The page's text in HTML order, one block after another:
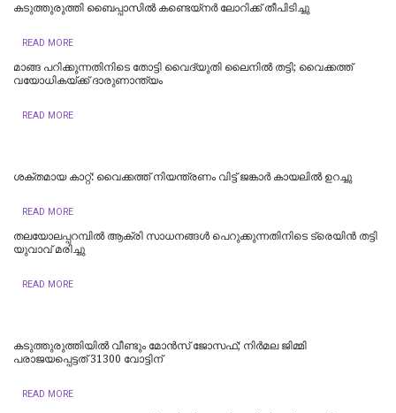
കടുത്തുരുത്തി ബൈപ്പാസിൽ കണ്ടെയ്നർ ലോറിക്ക് തീപിടിച്ചു
READ MORE
മാങ്ങ പറിക്കുന്നതിനിടെ തോട്ടി വൈദ്യുതി ലൈനില്‍ തട്ടി; വൈക്കത്ത്
വയോധികയ്ക്ക് ദാരുണാന്ത്യം
READ MORE
ശക്തമായ കാറ്റ്: വൈക്കത്ത് നിയന്ത്രണം വിട്ട് ജങ്കാർ കായലിൽ ഉറച്ചു
READ MORE
തലയോലപ്പറമ്പിൽ ആക്രി സാധനങ്ങൾ പെറുക്കുന്നതിനിടെ ട്രെയിൻ തട്ടി
യുവാവ് മരിച്ചു
READ MORE
കടുത്തുരുത്തിയിൽ വീണ്ടും മോൻസ് ജോസഫ്; നിർമല ജിമ്മി
പരാജയപ്പെട്ടത് 31300 വോട്ടിന്
READ MORE